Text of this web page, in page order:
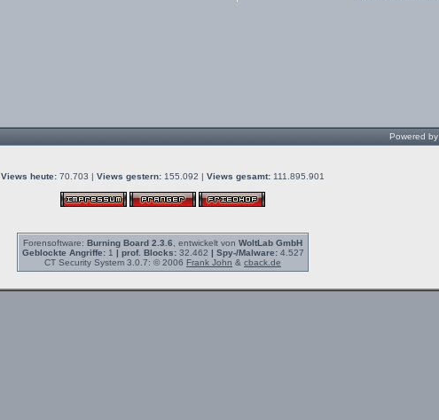
Powered by
Views heute:70.703 | Views gestern:155.092 | Views gesamt:111.895.901
Forensoftware: Burning Board 2.3.6 , entwickelt von WoltLab GmbH
Geblockte Angriffe:1 | prof. Blocks:32.462 | Spy-/Malware:4.527
CT Security System 3.0.7: © 2006 Frank John & cback.de